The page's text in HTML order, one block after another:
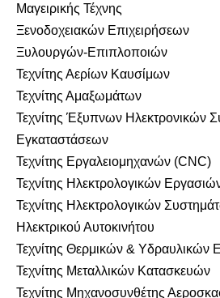
Μαγειρικής Τέχνης
Ξενοδοχειακών Επιχειρήσεων
Ξυλουργών-Επιπλοποιών
Τεχνίτης Αερίων Καυσίμων
Τεχνίτης Αμαξωμάτων
Τεχνίτης Έξυπνων Ηλεκτρονικών
Εγκαταστάσεων
Τεχνίτης Εργαλειομηχανών (CNC)
Τεχνίτης Ηλεκτρολογικών
Τεχνίτης Ηλεκτρολογικών
Ηλεκτρικού Αυτοκινήτου
Τεχνίτης Θερμικών & Υδραυλικών
Τεχνίτης Μεταλλικών Κατασκευών
Τεχνίτης Μηχανοσυνθέτης